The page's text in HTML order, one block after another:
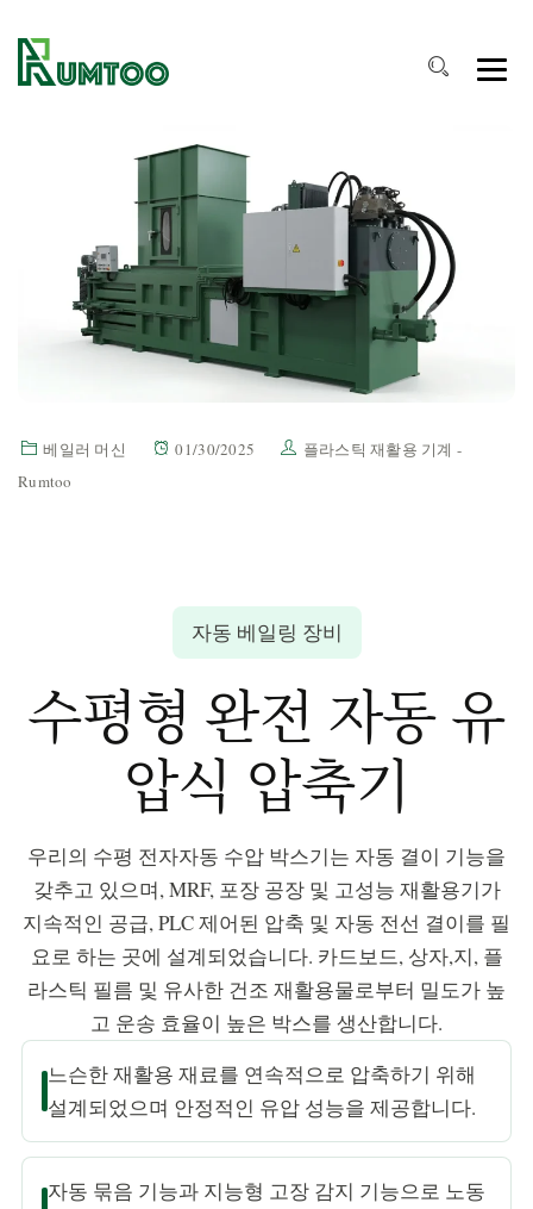
베일러 머신 01/30/2025
플라스틱 재활용 기계 -
Rumtoo
자동 베일링 장비
수평형 완전 자동 유
압식 압축기
우리의 수평 전자자동 수압 박스기는 자동 결이 기능을
갖추고 있으며, MRF, 포장 공장 및 고성능 재활용기가
지속적인 공급, PLC 제어된 압축 및 자동 전선 결이를 필
요로 하는 곳에 설계되었습니다. 카드보드, 상자,지, 플
라스틱 필름 및 유사한 건조 재활용물로부터 밀도가 높
고 운송 효율이 높은 박스를 생산합니다.
느슨한 재활용 재료를 연속적으로 압축하기 위해
설계되었으며 안정적인 유압 성능을 제공합니다.
자동 묶음 기능과 지능형 고장 감지 기능으로 노동